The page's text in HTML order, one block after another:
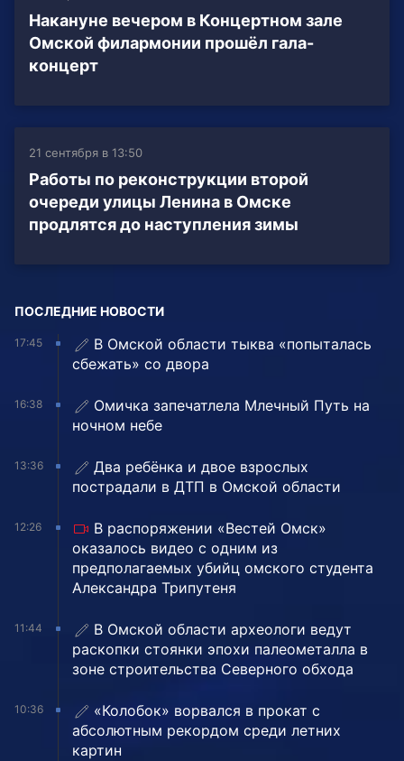
Накануне вечером в Концертном зале
Омской филармонии прошёл гала-
концерт
21 сентября в 13:50
Работы по реконструкции второй
очереди улицы Ленина в Омске
продлятся до наступления зимы
ПОСЛЕДНИЕ НОВОСТИ
17:45
В Омской области тыква «попыталась
сбежать» со двора
16:38
Омичка запечатлела Млечный Путь на
ночном небе
13:36
Два ребёнка и двое взрослых
пострадали в ДТП в Омской области
12:26
В распоряжении «Вестей Омск»
оказалось видео с одним из
предполагаемых убийц омского студента
Александра Трипутеня
11:44
В Омской области археологи ведут
раскопки стоянки эпохи палеометалла в
зоне строительства Северного обхода
10:36
«Колобок» ворвался в прокат с
абсолютным рекордом среди летних
картин